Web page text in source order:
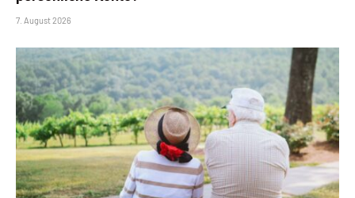
7. August 2026